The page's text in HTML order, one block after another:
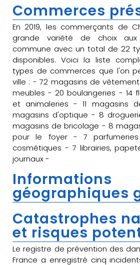
Commerces
En 2019, les commerçants de
grande variété de choix
commune avec un total de 22
disponibles. Voici la liste
types de commerces que l'on
ville : - 72 magasins de
meubles - 20 boulangeries - 14
et animaleries - 11 magasins
magasins d'optique - 8
magasins de bricolage - 8
pour le foyer - 7
cosmétiques - 7 librairies,
journaux -
Informations
géographiques
Catastrophes
et risques
Le registre de prévention des
France a enregistré cinq